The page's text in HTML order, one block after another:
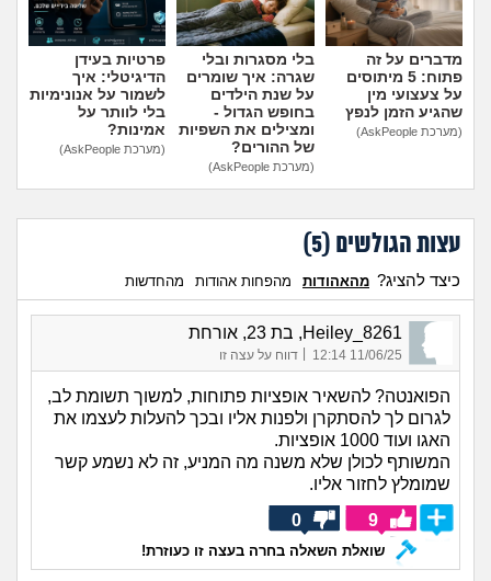
מדברים על זה
פתוח: 5 מיתוסים
על צעצועי מין
שהגיע הזמן לנפץ
(מערכת AskPeople)
בלי מסגרות ובלי
שגרה: איך שומרים
על שנת הילדים
בחופש הגדול -
ומצילים את השפיות
של ההורים?
(מערכת AskPeople)
פרטיות בעידן
הדיגיטלי: איך
לשמור על אנונימיות
בלי לוותר על
אמינות?
(מערכת AskPeople)
עצות הגולשים (5
)
כיצד להציג? מהאהודות מהפחות אהודות מהחדשות
Heiley_8261, בת 23, אורחת
11/06/25 12:14
| דווח על עצה זו
הפואנטה? להשאיר אופציות פתוחות, למשוך תשומת לב,
לגרום לך להסתקרן ולפנות אליו ובכך להעלות לעצמו את
האגו ועוד 1000 אופציות.
המשותף לכולן שלא משנה מה המניע, זה לא נשמע קשר
שמומלץ לחזור אליו.
9
0
שואלת השאלה בחרה בעצה זו כעוזרת!